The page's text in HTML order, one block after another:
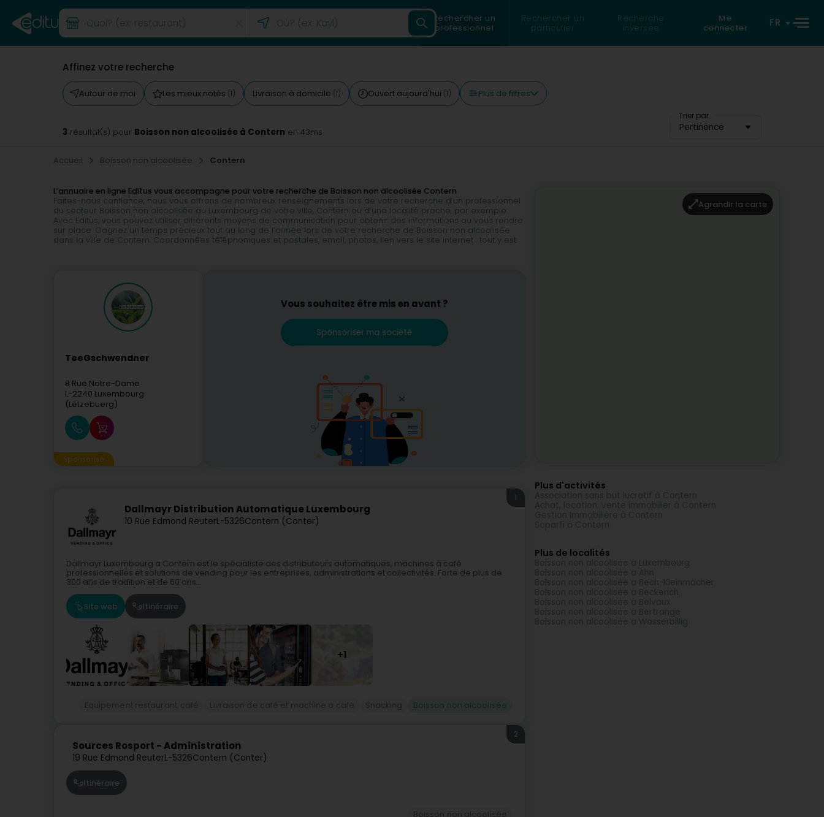
Rechercher un
professionnel
Rechercher un
particulier
Recherche
inversée
Me
connecter
FR
Affinez votre recherche
Autour de moi Les mieux notés (1) Livraison à domicile (1) Ouvert aujourd'hui (1) Plus de filtres
Trier par
Pertinence
3 résultat(s) pour Boisson non alcoolisée à Contern en 43ms
Accueil Boisson non alcoolisée Contern
L’annuaire en ligne Editus vous accompagne pour votre recherche de Boisson non alcoolisée Contern
Faites-nous confiance, nous vous offrons de nombreux renseignements lors de votre recherche d’un professionnel
du secteur Boisson non alcoolisée au Luxembourg de votre ville, Contern ou d’une localité proche, par exemple.
Avec Editus, vous pouvez utiliser différents moyens de communication pour obtenir des informations ou vous rendre
sur place. Gagnez un temps précieux tout au long de l’année lors de votre recherche de Boisson non alcoolisée
dans la ville de Contern. Coordonnées téléphoniques et postales, email, photos, lien vers le site internet : tout y est.
TeeGschwendner
8 Rue Notre-Dame
L-2240 Luxembourg
(Lëtzebuerg)
Sponsorisé
Vous souhaitez être mis en avant ?
Sponsoriser ma société
Dallmayr Distribution Automatique Luxembourg
10 Rue Edmond ReuterL-5326Contern (Conter)
1
Dallmayr Luxembourg à Contern est le spécialiste des distributeurs automatiques, machines à café
professionnelles et solutions de vending pour les entreprises, administrations et collectivités. Forte de plus de
300 ans de tradition et de 60 ans...
Site web Itinéraire
+1
Sources Rosport - Administration
19 Rue Edmond ReuterL-5326Contern (Conter)
2
Itinéraire
Agrandir la carte
Plus d'activités
Plus de localités